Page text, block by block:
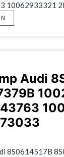
10062933321
Audi
8S0614517B